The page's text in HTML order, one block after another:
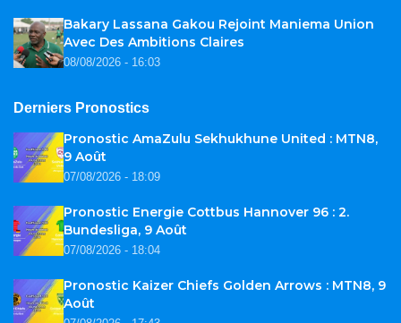
Bakary Lassana Gakou Rejoint Maniema Union
Avec Des Ambitions Claires
08/08/2026 - 16:03
Derniers Pronostics
Pronostic AmaZulu Sekhukhune United : MTN8,
9 Août
07/08/2026 - 18:09
Pronostic Energie Cottbus Hannover 96 : 2.
Bundesliga, 9 Août
07/08/2026 - 18:04
Pronostic Kaizer Chiefs Golden Arrows : MTN8, 9
Août